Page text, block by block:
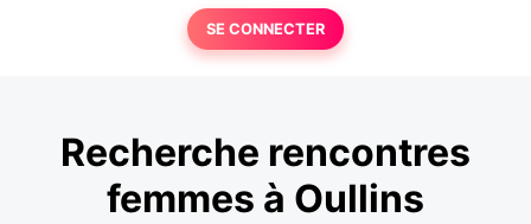
SE CONNECTER
Recherche rencontres
femmes à Oullins